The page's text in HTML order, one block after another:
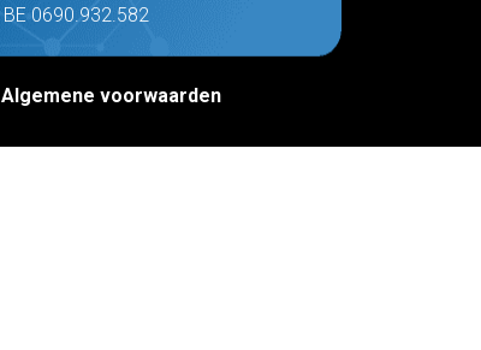
BE 0690.932.582
Algemene voorwaarden